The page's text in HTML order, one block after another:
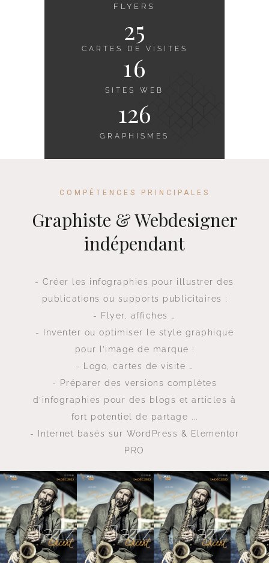
FLYERS
CARTES DE VISITES
25
SITES WEB
16
GRAPHISMES
126
COMPÉTENCES PRINCIPALES
Graphiste & Webdesigner
indépendant
- Créer les infographies pour illustrer des
publications ou supports publicitaires :
- Flyer, affiches …
- Inventer ou optimiser le style graphique
pour l’image de marque :
- Logo, cartes de visite …
- Préparer des versions complètes
d’infographies pour des blogs et articles à
fort potentiel de partage ...
- Internet basés sur WordPress & Elementor
PRO
- Création @ Créative PAO